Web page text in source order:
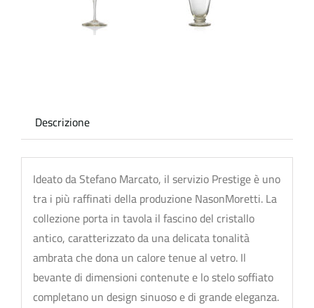
Descrizione
Ideato da Stefano Marcato, il servizioPrestigeè uno
tra i più raffinati dellaproduzioneNasonMoretti. La
collezioneporta in tavola il fascino del cristallo
antico, caratterizzato da unadelicata tonalità
ambrata che dona un calore tenue al vetro. Il
bevante di dimensioni contenute e lo stelo soffiato
completano un design sinuoso e di grande eleganza.